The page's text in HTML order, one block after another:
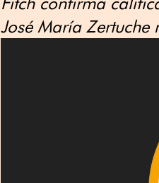
José María Zertuche